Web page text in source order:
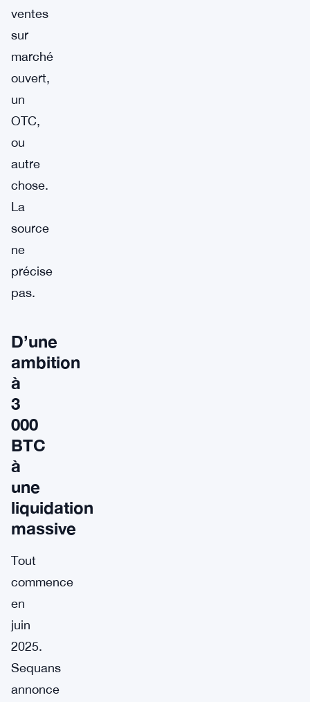
ventes
sur
marché
ouvert,
un
OTC,
ou
autre
chose.
La
source
ne
précise
pas.
D’une
ambition
à
3
000
BTC
à
une
liquidation
massive
Tout
commence
en
juin
2025.
Sequans
annonce